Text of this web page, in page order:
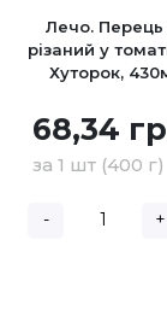
Лечо. Перець
різаний у
Хуторок,
68,34
за 1 шт (400 г)
- +